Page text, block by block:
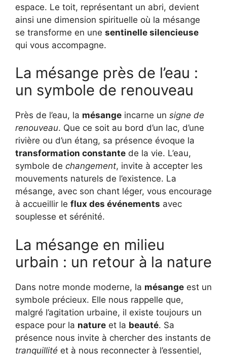
espace. Le toit, représentant un abri, devient
ainsi une dimension spirituelle où la mésange
se transforme en une sentinelle silencieuse
qui vous accompagne.
La mésange près de l’eau :
un symbole de renouveau
Près de l’eau, la mésange incarne un signe de
renouveau. Que ce soit au bord d’un lac, d’une
rivière ou d’un étang, sa présence évoque la
transformation constante de la vie. L’eau,
symbole de changement, invite à accepter les
mouvements naturels de l’existence. La
mésange, avec son chant léger, vous encourage
à accueillir le flux des événements avec
souplesse et sérénité.
La mésange en milieu
urbain : un retour à la nature
Dans notre monde moderne, la mésange est un
symbole précieux. Elle nous rappelle que,
malgré l’agitation urbaine, il existe toujours un
espace pour la nature et la beauté. Sa
présence nous invite à chercher des instants de
tranquillité et à nous reconnecter à l’essentiel,